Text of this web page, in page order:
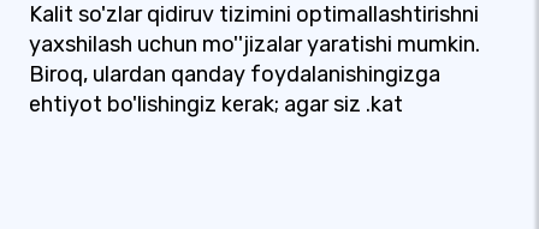
Kalit so'zlar qidiruv tizimini optimallashtirishni
yaxshilash uchun mo''jizalar yaratishi mumkin.
Biroq, ulardan qanday foydalanishingizga
ehtiyot bo'lishingiz kerak; agar siz .kat